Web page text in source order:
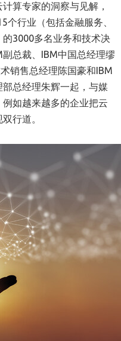
算专家的洞察与见解，
个行业（包括金融服务、
3000多名业务和技术决
总裁、IBM中国总经理缪
销售总经理陈国豪和IBM
总经理朱辉一起，与媒
如越来越多的企业把云
行道。